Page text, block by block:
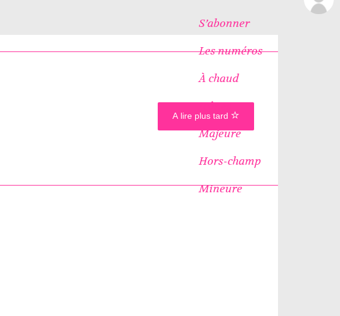
S’abonner
Les numéros
À chaud
Icônes
Majeure
Hors-champ
Mineure
A lire plus tard